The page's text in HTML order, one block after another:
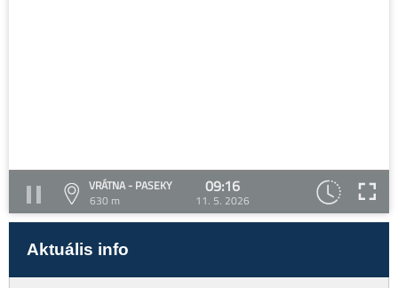
VRÁTNA - PASEKY
630 m
09:16
11. 5. 2026
Aktuális info